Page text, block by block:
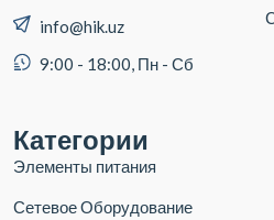
info@hik.uz
9:00 - 18:00, Пн - Сб
Категории
Элементы питания
Сетевое Оборудование